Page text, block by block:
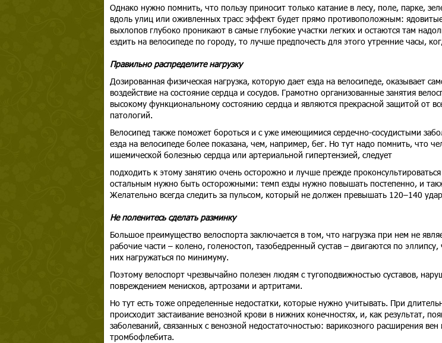
Однако нужно помнить, что пользу приносит только катание в лесу, поле, парке,
вдоль улиц или оживленных трасс эффект будет прямо противоположным:
выхлопов глубоко проникают в самые глубокие участки легких и остаются там
ездить на велосипеде по городу, то лучше предпочесть для этого утренние часы,
Правильно распределите нагрузку
Дозированная физическая нагрузка, которую дает езда на велосипеде, оказывает
воздействие на состояние сердца и сосудов. Грамотно организованные занятия
высокому функциональному состоянию сердца и являются прекрасной защитой от
патологий.
Велосипед также поможет бороться и с уже имеющимися сердечно-сосудистыми
езда на велосипеде более показана, чем, например, бег. Но тут надо помнить, что
ишемической болезнью сердца или артериальной гипертензией, следует
подходить к этому занятию очень осторожно и лучше прежде
остальным нужно быть осторожными: темп езды нужно повышать постепенно, и
Желательно всегда следить за пульсом, который не должен превышать 120–140
Не поленитесь сделать разминку
Большое преимущество велоспорта заключается в том, что нагрузка при нем не
рабочие части – колено, голеностоп, тазобедренный сустав – двигаются по
них нагружаться по минимуму.
Поэтому велоспорт чрезвычайно полезен людям с тугоподвижностью суставов,
повреждением менисков, артрозами и артритами.
Но тут есть тоже определенные недостатки, которые нужно учитывать. При
происходит застаивание венозной крови в нижних конечностях, и, как результат,
заболеваний, связанных с венозной недостаточностью: варикозного расширения
тромбофлебита.